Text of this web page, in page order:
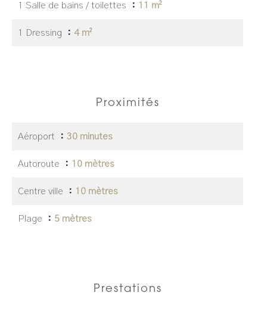
1 Salle de bains / toilettes 11 m²
1 Dressing 4 m²
Proximités
Aéroport 30 minutes
Autoroute 10 mètres
Centre ville 10 mètres
Plage 5 mètres
Prestations